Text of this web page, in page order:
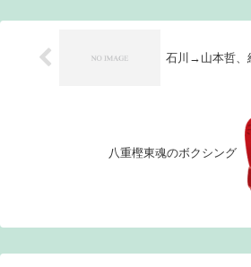
石川→山本哲、
八重樫東魂のボクシング